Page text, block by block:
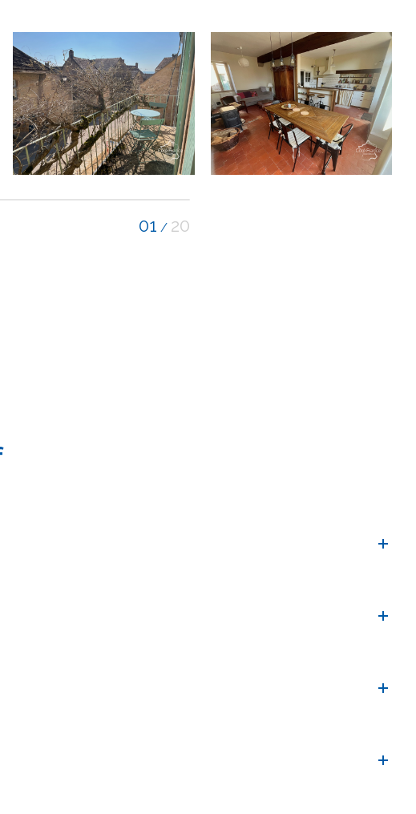
01 / 20